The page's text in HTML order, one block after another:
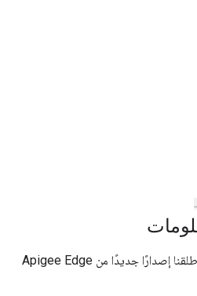
.
في 29 أيلول (سبتمبر) 2020، أطلقنا إصدارًا جديدًا من Apigee Edge